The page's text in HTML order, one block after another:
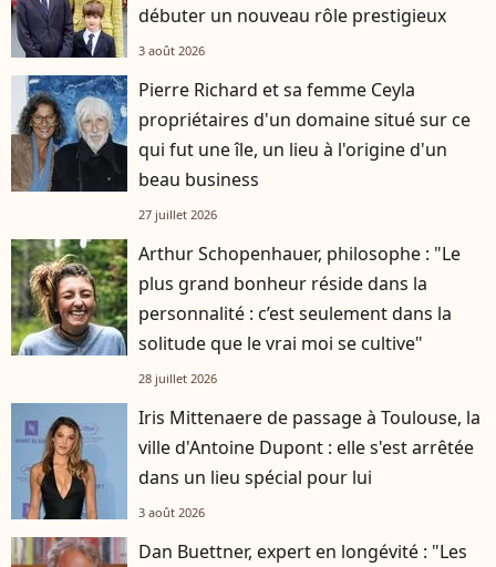
débuter un nouveau rôle prestigieux
3 août 2026
Pierre Richard et sa femme Ceyla
propriétaires d'un domaine situé sur ce
qui fut une île, un lieu à l'origine d'un
beau business
27 juillet 2026
Arthur Schopenhauer, philosophe : "Le
plus grand bonheur réside dans la
personnalité : c’est seulement dans la
solitude que le vrai moi se cultive"
28 juillet 2026
Iris Mittenaere de passage à Toulouse, la
ville d'Antoine Dupont : elle s'est arrêtée
dans un lieu spécial pour lui
3 août 2026
Dan Buettner, expert en longévité : "Les